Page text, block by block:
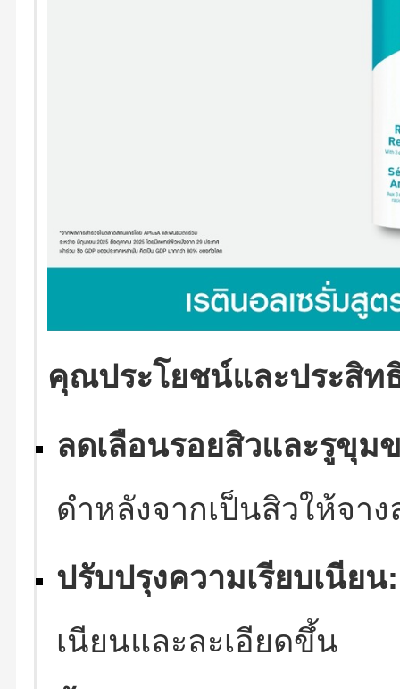
คุณประโยชน์และประสิท
ลดเลือนรอยสิวและรูขุม
ดำหลังจากเป็นสิวให้จา
ปรับปรุงความเรียบเนียน:
เนียนและละเอียดขึ้น